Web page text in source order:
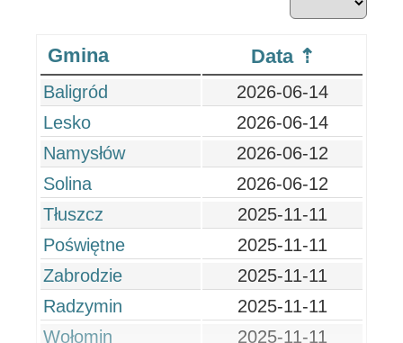
Gmina Data
Baligród
2026-06-14
Lesko
2026-06-14
Namysłów
2026-06-12
Solina
2026-06-12
Tłuszcz
2025-11-11
Poświętne
2025-11-11
Zabrodzie
2025-11-11
Radzymin
2025-11-11
Wołomin
2025-11-11